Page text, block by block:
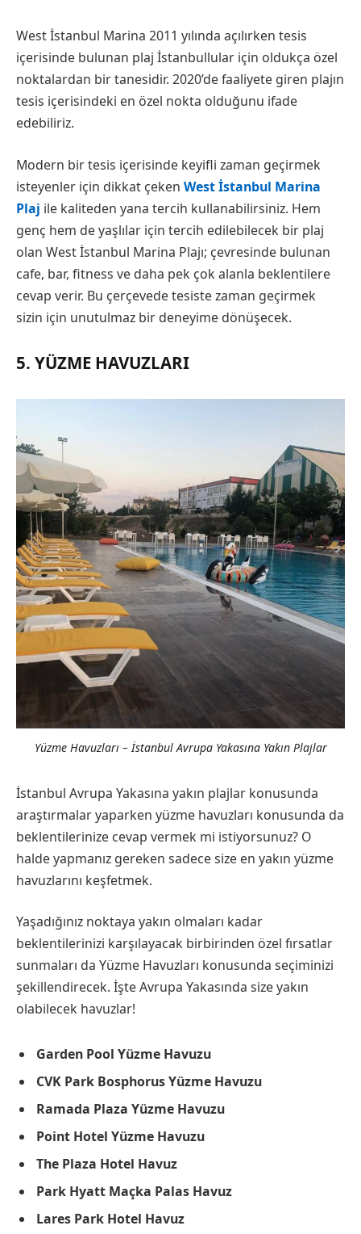
West İstanbul Marina 2011 yılında açılırken tesis
içerisinde bulunan plaj İstanbullular için oldukça özel
noktalardan bir tanesidir. 2020’de faaliyete giren plajın
tesis içerisindeki en özel nokta olduğunu ifade
edebiliriz.
Modern bir tesis içerisinde keyifli zaman geçirmek
isteyenler için dikkat çeken West İstanbul Marina
Plaj ile kaliteden yana tercih kullanabilirsiniz. Hem
genç hem de yaşlılar için tercih edilebilecek bir plaj
olan West İstanbul Marina Plajı; çevresinde bulunan
cafe, bar, fitness ve daha pek çok alanla beklentilere
cevap verir. Bu çerçevede tesiste zaman geçirmek
sizin için unutulmaz bir deneyime dönüşecek.
5. YÜZME HAVUZLARI
Yüzme Havuzları – İstanbul Avrupa Yakasına Yakın Plajlar
İstanbul Avrupa Yakasına yakın plajlar konusunda
araştırmalar yaparken yüzme havuzları konusunda da
beklentilerinize cevap vermek mi istiyorsunuz? O
halde yapmanız gereken sadece size en yakın yüzme
havuzlarını keşfetmek.
Yaşadığınız noktaya yakın olmaları kadar
beklentilerinizi karşılayacak birbirinden özel fırsatlar
sunmaları da Yüzme Havuzları konusunda seçiminizi
şekillendirecek. İşte Avrupa Yakasında size yakın
olabilecek havuzlar!
Garden Pool Yüzme Havuzu
CVK Park Bosphorus Yüzme Havuzu
Ramada Plaza Yüzme Havuzu
Point Hotel Yüzme Havuzu
The Plaza Hotel Havuz
Park Hyatt Maçka Palas Havuz
Lares Park Hotel Havuz